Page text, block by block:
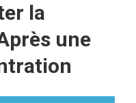
la
une